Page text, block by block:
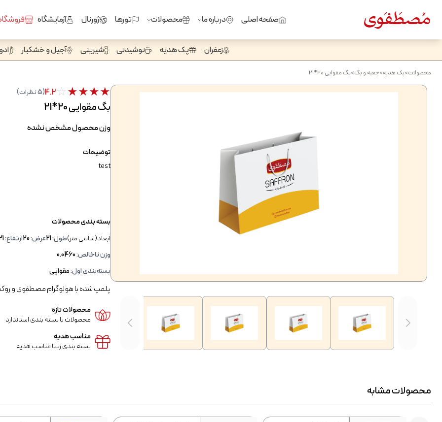
صفحه اصلی درباره ما محصولات تورها ژورنال آزمایشگاه
زعفران پک هدیه نوشیدنی شیرینی آجیل و خشکبار
محصولات>پک هدیه>جعبه و بگ>بگ مقوایی 20*21
★
★
★
★
☆
4.2(5 نظرات)
بگ مقوایی 20*21
وزن محصول مشخص نشده
توضیحات
test
بسته بندی محصولات
ابعاد(سانتی متر)طول:21عرض:20ارتفاع:
وزن ناخالص:0.0460
بسته‌بندی اول:مقوایی
پلمپ شده با هولوگرام مصطفوی و
محصولات تازه
محصولات با بسته بندی استاندارد
مناسب هدیه
بسته بندی زیبا مناسب هدیه
محصولات مشابه